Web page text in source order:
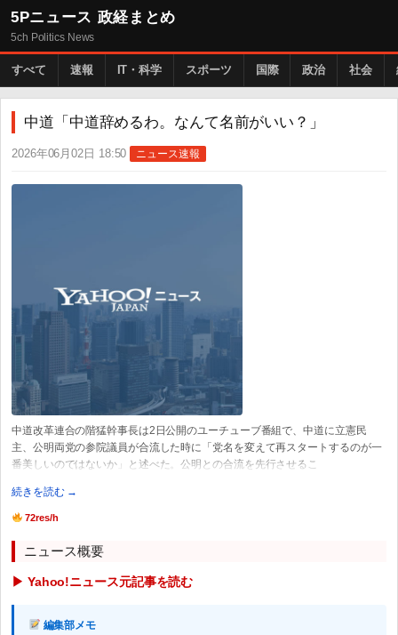
5Pニュース 政経まとめ
5ch Politics News
すべて 速報 IT・科学 スポーツ 国際 政治 社会
中道「中道辞めるわ。なんて名前がいい？」
2026年06月02日 18:50 ニュース速報
中道改革連合の階猛幹事長は2日公開のユーチューブ番組で、中道に立憲民
主、公明両党の参院議員が合流した時に「党名を変えて再スタートするのが一
番美しいのではないか」と述べた。公明との合流を先行させるこ
続きを読む →
72res/h
ニュース概要
▶ Yahoo!ニュース元記事を読む
編集部メモ